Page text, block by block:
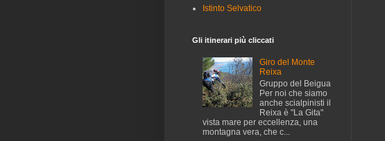
Istinto Selvatico
Gli itinerari più cliccati
Giro del Monte
Reixa
Gruppo del Beigua
Per noi che siamo
anche scialpinisti il
Reixa è "La Gita"
vista mare per eccellenza, una
montagna vera, che c...